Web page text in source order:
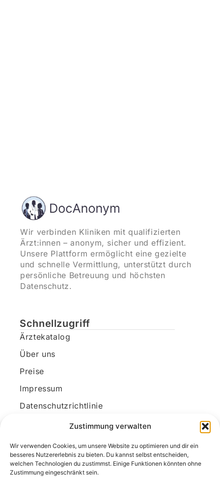
Zustimmung verwalten
Wir verwenden Cookies, um unsere Website zu optimieren und dir ein
besseres Nutzererlebnis zu bieten. Du kannst selbst entscheiden,
welchen Technologien du zustimmst. Einige Funktionen könnten ohne
Zustimmung eingeschränkt sein.
Wir verbinden Kliniken mit qualifizierten
Ärzt:innen – anonym, sicher und effizient.
Unsere Plattform ermöglicht eine gezielte
und schnelle Vermittlung, unterstützt durch
persönliche Betreuung und höchsten
Datenschutz.
Schnellzugriff
Ärztekatalog
Über uns
Preise
Impressum
Datenschutzrichtlinie
Kundenkonto
Unsere Kontaktdaten
E-Mail: kontakt@docanonym.com